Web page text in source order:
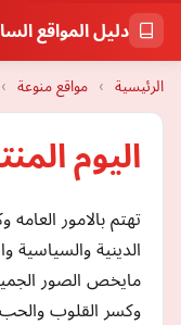
دليل المواقع
الرئيسية › مواقع منوعة ›
اليوم
تهتم بالامور
الدينية والسياسية
مايخص الصور
وكسر القلوب والحب